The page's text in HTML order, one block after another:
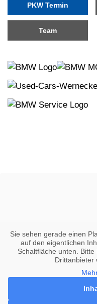
PKW Termin
Team
Sie sehen gerade einen
auf den eigentlichen
Schaltfläche unten.
Drittanbieter